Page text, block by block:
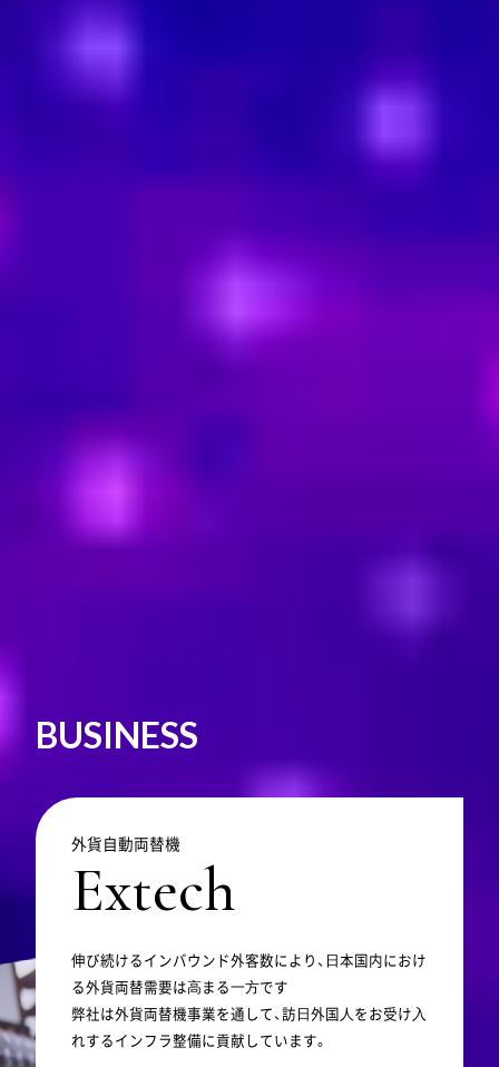
自分の世界が大きくひろがり、
人生を変えるほどの出会い。
誰しも一度は、
そんな経験をしたことがあるはず。
バーチャルとリアルが融合するメタバース時代
において、私たちは、そうした予期せぬ特別な出
BUSINESS
外貨自動両替機
Extech
伸び続けるインバウンド外客数により、⽇本国内におけ
る外貨両替需要は⾼まる⼀⽅です
弊社は外貨両替機事業を通して、訪⽇外国⼈をお受け⼊
れするインフラ整備に貢献しています。